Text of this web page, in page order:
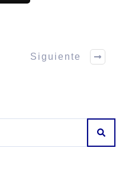
Siguiente